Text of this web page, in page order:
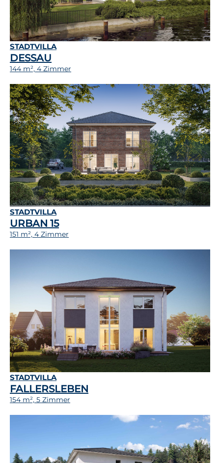
STADTVILLA
DESSAU
144 m², 4 Zimmer
STADTVILLA
URBAN 15
151 m², 4 Zimmer
STADTVILLA
FALLERSLEBEN
154 m², 5 Zimmer